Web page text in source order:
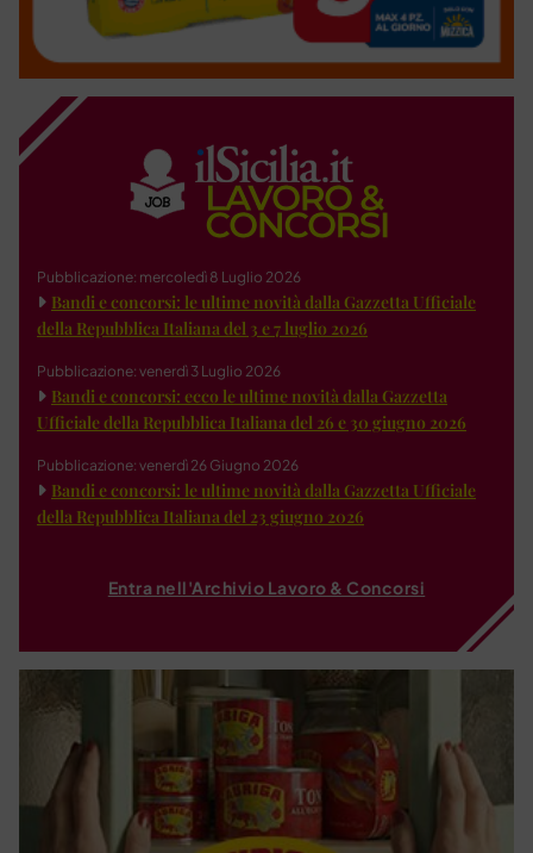
Pubblicazione: mercoledì 8 Luglio 2026
Bandi e concorsi: le ultime novità dalla Gazzetta Ufficiale
della Repubblica Italiana del 3 e 7 luglio 2026
Pubblicazione: venerdì 3 Luglio 2026
Bandi e concorsi: ecco le ultime novità dalla Gazzetta
Ufficiale della Repubblica Italiana del 26 e 30 giugno 2026
Pubblicazione: venerdì 26 Giugno 2026
Bandi e concorsi: le ultime novità dalla Gazzetta Ufficiale
della Repubblica Italiana del 23 giugno 2026
Entra nell'Archivio Lavoro & Concorsi